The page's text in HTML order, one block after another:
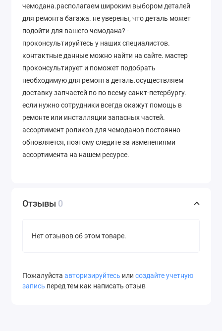
чемодана.располагаем широким выбором деталей
для ремонта багажа. не уверены, что деталь может
подойти для вашего чемодана? -
проконсультируйтесь у наших специалистов.
контактные данные можно найти на сайте. мастер
проконсультирует и поможет подобрать
необходимую для ремонта деталь.осуществляем
доставку запчастей по по всему санкт-петербургу.
если нужно сотрудники всегда окажут помощь в
ремонте или инсталляции запасных частей.
ассортимент роликов для чемоданов постоянно
обновляется, поэтому следите за изменениями
ассортимента на нашем ресурсе.
Отзывы 0
Нет отзывов об этом товаре.
Пожалуйста авторизируйтесь или создайте учетную
запись перед тем как написать отзыв